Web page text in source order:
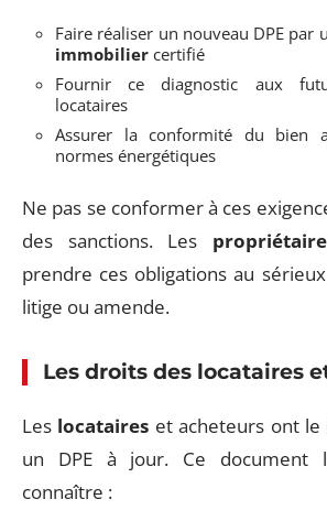
Faire réaliser un nouveau DPE par
immobilier certifié
Fournir ce diagnostic aux
locataires
Assurer la conformité du bien
normes énergétiques
Ne pas se conformer à ces
des sanctions. Les
prendre ces obligations au
litige ou amende.
Les droits des locataires
Les locataires et acheteurs ont
un DPE à jour. Ce document
connaître :